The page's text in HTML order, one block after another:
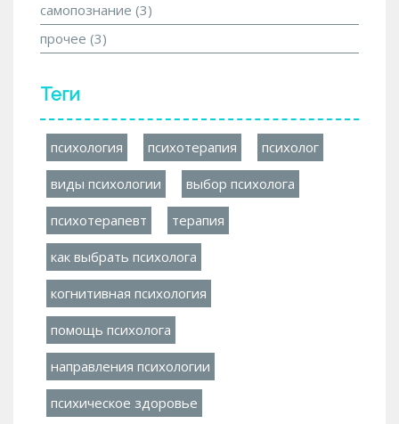
самопознание (3)
прочее (3)
Теги
психология психотерапия психолог
виды психологии выбор психолога
психотерапевт терапия
как выбрать психолога
когнитивная психология
помощь психолога
направления психологии
психическое здоровье